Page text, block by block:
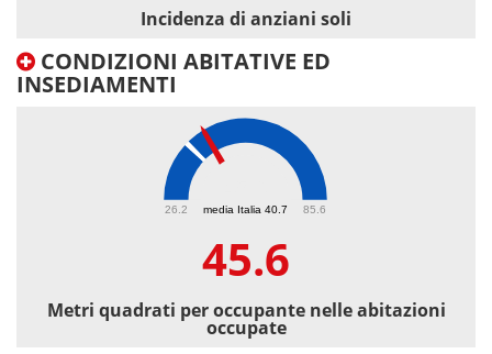
Incidenza di anziani soli
CONDIZIONI ABITATIVE ED
INSEDIAMENTI
media Italia 40.7
26.2 85.6
45.6
Metri quadrati per occupante nelle abitazioni
occupate